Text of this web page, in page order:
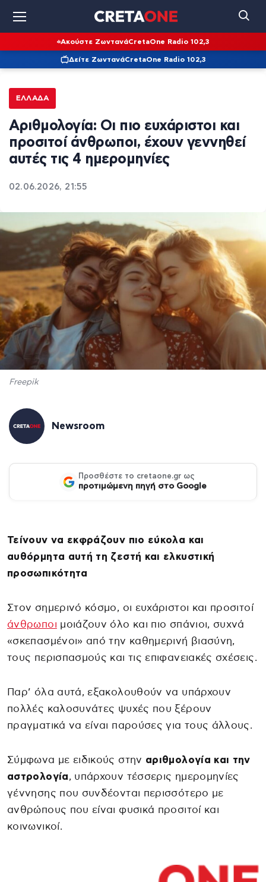
Ακούστε ΖωντανάCretaOne Radio 102,3
Δείτε ΖωντανάCretaOne Radio 102,3
ΕΛΛΆΔΑ
Αριθμολογία: Οι πιο ευχάριστοι και
προσιτοί άνθρωποι, έχουν γεννηθεί
αυτές τις 4 ημερομηνίες
02.06.2026, 21:55
Freepik
Newsroom
Προσθέστε το cretaone.gr ως
προτιμώμενη πηγή στο Google
Τείνουν να εκφράζουν πιο εύκολα και
αυθόρμητα αυτή τη ζεστή και ελκυστική
προσωπικότητα
Στον σημερινό κόσμο, οι ευχάριστοι και προσιτοί
άνθρωποι μοιάζουν όλο και πιο σπάνιοι, συχνά
«σκεπασμένοι» από την καθημερινή βιασύνη,
τους περισπασμούς και τις επιφανειακές σχέσεις.
Παρ’ όλα αυτά, εξακολουθούν να υπάρχουν
πολλές καλοσυνάτες ψυχές που ξέρουν
πραγματικά να είναι παρούσες για τους άλλους.
Σύμφωνα με ειδικούς στην αριθμολογία και την
αστρολογία, υπάρχουν τέσσερις ημερομηνίες
γέννησης που συνδέονται περισσότερο με
ανθρώπους που είναι φυσικά προσιτοί και
κοινωνικοί.